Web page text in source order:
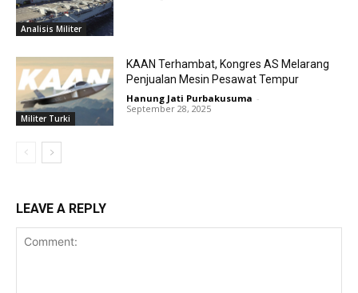
Analisis Militer
Militer Turki
KAAN Terhambat, Kongres AS Melarang
Penjualan Mesin Pesawat Tempur
Hanung Jati Purbakusuma -
September 28, 2025
LEAVE A REPLY